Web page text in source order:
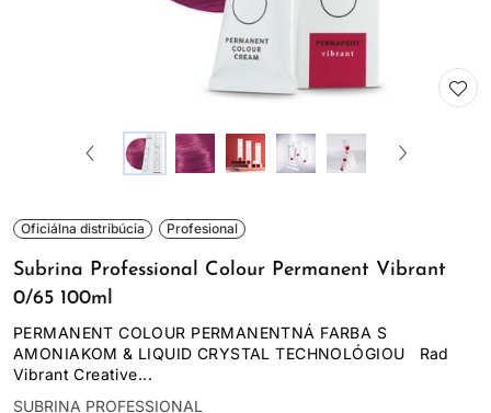
Oficiálna distribúcia Profesional
Subrina Professional Colour Permanent Vibrant
0/65 100ml
PERMANENT COLOUR PERMANENTNÁ FARBA S
AMONIAKOM & LIQUID CRYSTAL TECHNOLÓGIOU Rad
Vibrant Creative...
SUBRINA PROFESSIONAL